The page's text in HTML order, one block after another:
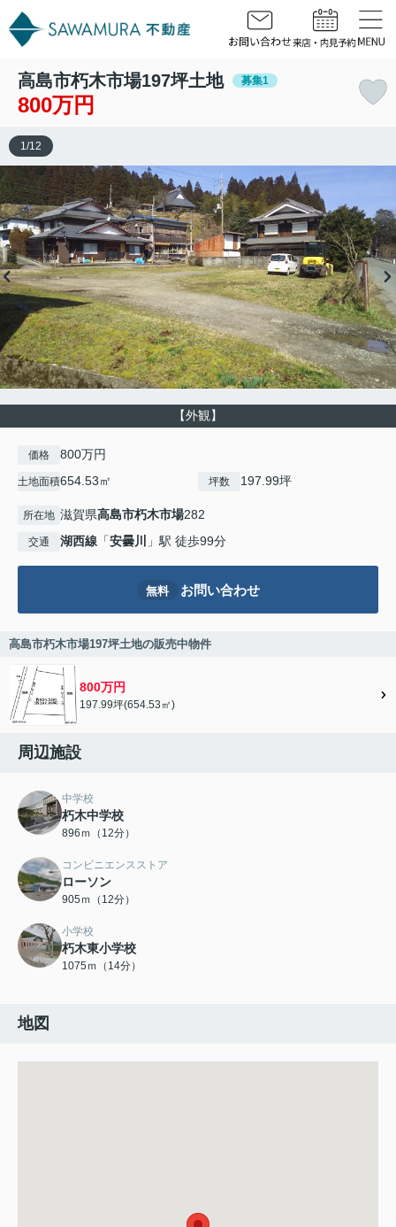
高島市朽木市場197坪土地 募集1
800万円
【外観】
1 /12
価格 800万円
土地面積654.53㎡ 坪数 197.99坪
所在地 滋賀県高島市朽木市場282
交通 湖西線 「安曇川 」駅 徒歩99分
無料 お問い合わせ
高島市朽木市場197坪土地の販売中物件
800万円
197.99坪(654.53㎡)
周辺施設
中学校
朽木中学校
896ｍ（12分）
コンビニエンスストア
ローソン
905ｍ（12分）
小学校
朽木東小学校
1075ｍ（14分）
地図